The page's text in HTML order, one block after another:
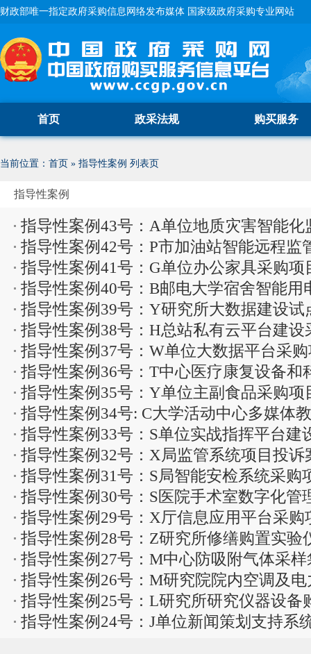
财政部唯一指定政府采购信息网络发布媒体 国家级政府采购专业网站
首页 政采法规 购买服务
当前位置： 首页 » 指导性案例 列表页
指导性案例
指导性案例43号：A单位地质灾害智能
案
指导性案例42号：P市加油站智能远程监
统）采购项目...
指导性案例41号：G单位办公家具采购项
指导性案例40号：B邮电大学宿舍智能用
报案
指导性案例39号：Y研究所大数据建设
举报案
指导性案例38号：H总站私有云平台建设
指导性案例37号：W单位大数据平台采
指导性案例36号：T中心医疗康复设备和
案
指导性案例35号：Y单位主副食品采购项
指导性案例34号: C大学活动中心多媒体
指导性案例33号：S单位实战指挥平台建
指导性案例32号：X局监管系统项目投诉
指导性案例31号：S局智能安检系统采购
指导性案例30号：S医院手术室数字化管
指导性案例29号：X厅信息应用平台采购
指导性案例28号：Z研究所修缮购置实验
指导性案例27号：M中心防吸附气体采
案
指导性案例26号：M研究院院内空调及
指导性案例25号：L研究所研究仪器设备
指导性案例24号：J单位新闻策划支持系